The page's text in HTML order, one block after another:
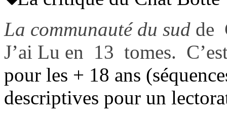
La communauté du sud de
J’ai Lu en 13 tomes.
pour les + 18 ans
descriptives pour un